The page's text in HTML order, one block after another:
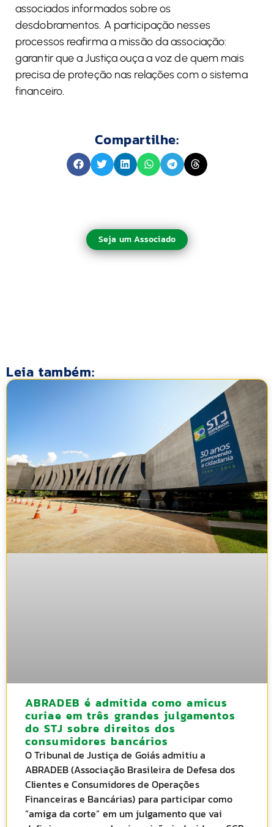
associados informados sobre os
desdobramentos. A participação nesses
processos reafirma a missão da associação:
garantir que a Justiça ouça a voz de quem mais
precisa de proteção nas relações com o sistema
financeiro.
Compartilhe:
Seja um Associado
Leia também:
ABRADEB é admitida como amicus
curiae em três grandes julgamentos
do STJ sobre direitos dos
consumidores bancários
O Tribunal de Justiça de Goiás admitiu a
ABRADEB (Associação Brasileira de Defesa dos
Clientes e Consumidores de Operações
Financeiras e Bancárias) para participar como
“amiga da corte” em um julgamento que vai